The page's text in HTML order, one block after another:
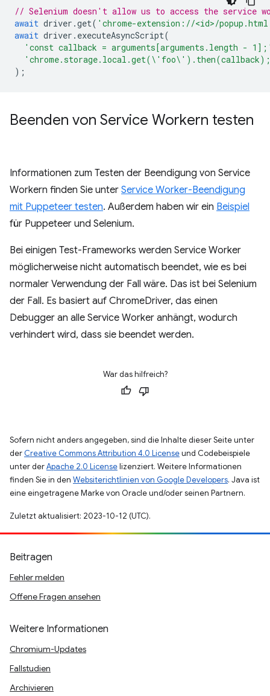
// Selenium doesn't allow us to access the service
await driver .get( 'chrome-extension://<id>/
await driver . executeAsyncScript(
'const callback = arguments[arguments.length -
);
Beenden von Service Workern testen
Informationen zum Testen der Beendigung von Service
Workern finden Sie unter Service Worker-Beendigung
mit Puppeteer testen. Außerdem haben wir ein Beispiel
für Puppeteer und Selenium.
Bei einigen Test-Frameworks werden Service Worker
möglicherweise nicht automatisch beendet, wie es bei
normaler Verwendung der Fall wäre. Das ist bei Selenium
der Fall. Es basiert auf ChromeDriver, das einen
Debugger an alle Service Worker anhängt, wodurch
verhindert wird, dass sie beendet werden.
War das hilfreich?
Sofern nicht anders angegeben, sind die Inhalte dieser Seite unter
der Creative Commons Attribution 4.0 Licenseund Codebeispiele
unter derApache 2.0 Licenselizenziert. Weitere Informationen
finden Sie in den Websiterichtlinien von Google Developers. Java ist
eine eingetragene Marke von Oracle und/oder seinen Partnern.
Zuletzt aktualisiert: 2023-10-12 (UTC).
Beitragen
Fehler melden
Offene Fragen ansehen
Weitere Informationen
Chromium-Updates
Fallstudien
Archivieren